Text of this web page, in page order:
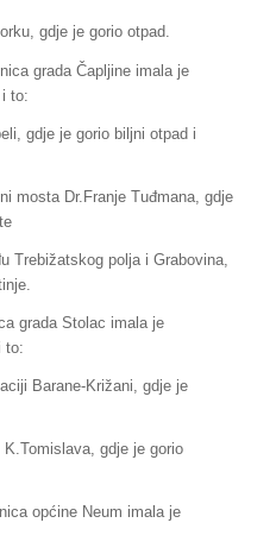
gdje je gorio otpad.
grada Čapljine imala je
to:
gdje je gorio biljni otpad i
mosta Dr.Franje Tuđmana, gdje
Trebižatskog polja i Grabovina,
grada Stolac imala je
to:
Barane-Križani, gdje je
gdje je gorio
općine Neum imala je